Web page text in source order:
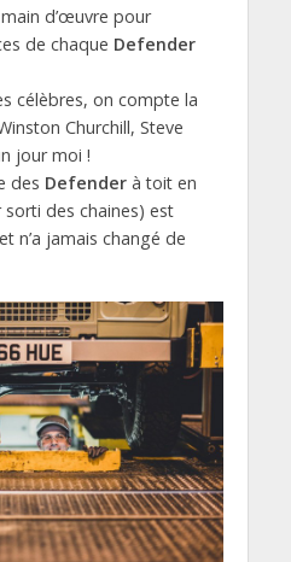
d’œuvre pour
de chaque Defender
célèbres, on compte la
Churchill, Steve
jour moi !
des Defenderà toit en
des chaines) est
n’a jamais changé de